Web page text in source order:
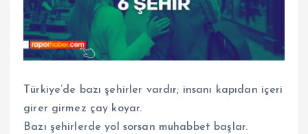
Türkiye’de bazı şehirler vardır; insanı kapıdan içeri
girer girmez çay koyar.
Bazı şehirlerde yol sorsan muhabbet başlar.